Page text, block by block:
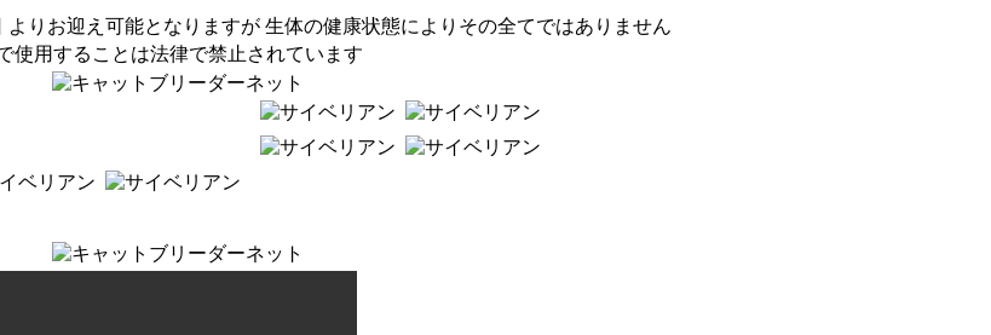
りお迎え可能となりますが 生体の健康状態によりその全てではありません
使用することは法律で禁止されています